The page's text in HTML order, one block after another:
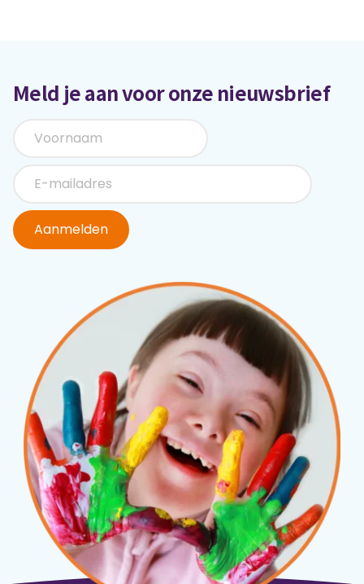
Meld je aan voor onze nieuwsbrief
Aanmelden